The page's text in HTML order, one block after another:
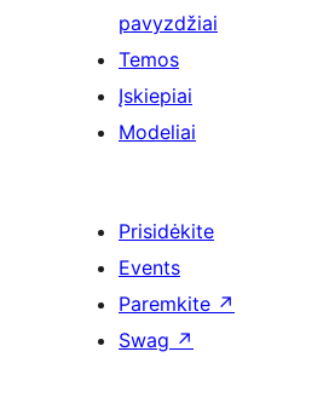
pavyzdžiai
Temos
Įskiepiai
Modeliai
Prisidėkite
Events
Paremkite ↗
Swag ↗